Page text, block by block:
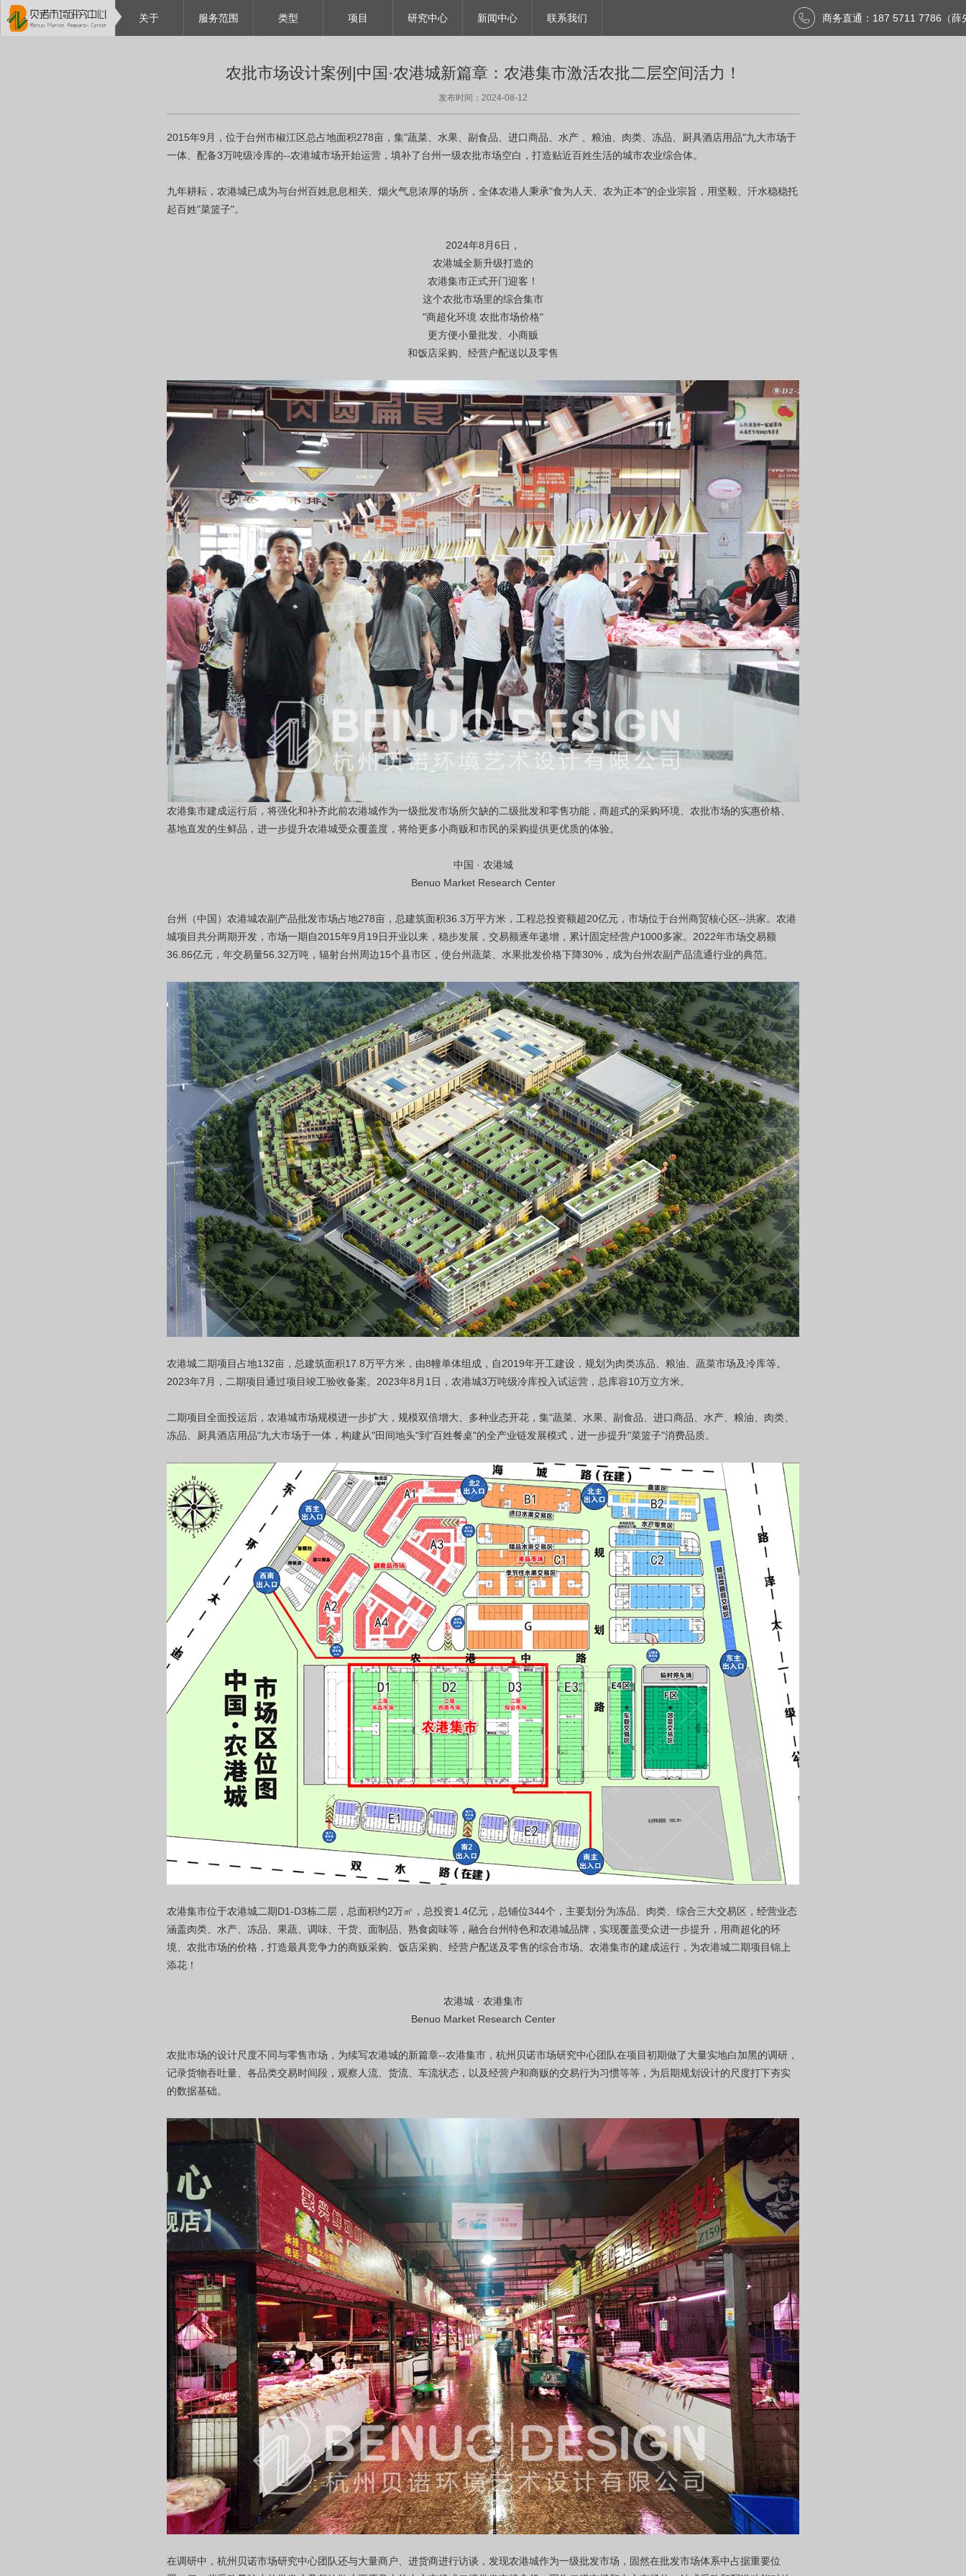
关于 服务范围 类型 项目 研究中心 新闻中心 联系我们 商务直通：187 5711 7786（薛
农批市场设计案例|中国·农港城新篇章：农港集市激活农批二层空间活力！
发布时间：2024-08-12
2015年9月，位于台州市椒江区总占地面积278亩，集"蔬菜、水果、副食品、进口商品、水产 、粮油、肉类、冻品、厨具酒店用品"九大市场于
一体、配备3万吨级冷库的--农港城市场开始运营，填补了台州一级农批市场空白，打造贴近百姓生活的城市农业综合体。
九年耕耘，农港城已成为与台州百姓息息相关、烟火气息浓厚的场所，全体农港人秉承"食为人天、农为正本"的企业宗旨，用坚毅、汗水稳稳托
起百姓"菜篮子"。
2024年8月6日，
农港城全新升级打造的
农港集市正式开门迎客！
这个农批市场里的综合集市
"商超化环境 农批市场价格"
更方便小量批发、小商贩
和饭店采购、经营户配送以及零售
农港集市建成运行后，将强化和补齐此前农港城作为一级批发市场所欠缺的二级批发和零售功能，商超式的采购环境、农批市场的实惠价格、
基地直发的生鲜品，进一步提升农港城受众覆盖度，将给更多小商贩和市民的采购提供更优质的体验。
中国 · 农港城
Benuo Market Research Center
台州（中国）农港城农副产品批发市场占地278亩，总建筑面积36.3万平方米，工程总投资额超20亿元，市场位于台州商贸核心区--洪家。农港
城项目共分两期开发，市场一期自2015年9月19日开业以来，稳步发展，交易额逐年递增，累计固定经营户1000多家。2022年市场交易额
36.86亿元，年交易量56.32万吨，辐射台州周边15个县市区，使台州蔬菜、水果批发价格下降30%，成为台州农副产品流通行业的典范。
农港城二期项目占地132亩，总建筑面积17.8万平方米，由8幢单体组成，自2019年开工建设，规划为肉类冻品、粮油、蔬菜市场及冷库等。
2023年7月，二期项目通过项目竣工验收备案。2023年8月1日，农港城3万吨级冷库投入试运营，总库容10万立方米。
二期项目全面投运后，农港城市场规模进一步扩大，规模双倍增大、多种业态开花，集"蔬菜、水果、副食品、进口商品、水产、粮油、肉类、
冻品、厨具酒店用品"九大市场于一体，构建从"田间地头"到"百姓餐桌"的全产业链发展模式，进一步提升"菜篮子"消费品质。
农港集市位于农港城二期D1-D3栋二层，总面积约2万㎡，总投资1.4亿元，总铺位344个，主要划分为冻品、肉类、综合三大交易区，经营业态
涵盖肉类、水产、冻品、果蔬、调味、干货、面制品、熟食卤味等，融合台州特色和农港城品牌，实现覆盖受众进一步提升，用商超化的环
境、农批市场的价格，打造最具竞争力的商贩采购、饭店采购、经营户配送及零售的综合市场。农港集市的建成运行，为农港城二期项目锦上
添花！
农港城 · 农港集市
Benuo Market Research Center
农批市场的设计尺度不同与零售市场，为续写农港城的新篇章--农港集市，杭州贝诺市场研究中心团队在项目初期做了大量实地白加黑的调研，
记录货物吞吐量、各品类交易时间段，观察人流、货流、车流状态，以及经营户和商贩的交易行为习惯等等，为后期规划设计的尺度打下夯实
的数据基础。
在调研中，杭州贝诺市场研究中心团队还与大量商户、进货商进行访谈，发现农港城作为一级批发市场，固然在批发市场体系中占据重要位